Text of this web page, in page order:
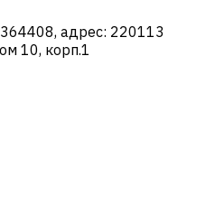
адрес: 220113
10, корп.1